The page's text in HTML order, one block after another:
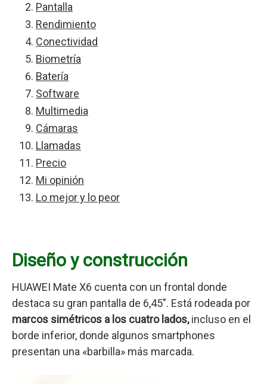
Pantalla
Rendimiento
Conectividad
Biometría
Batería
Software
Multimedia
Cámaras
Llamadas
Precio
Mi opinión
Lo mejor y lo peor
Diseño y construcción
HUAWEI Mate X6 cuenta con un frontal donde
destaca su gran pantalla de 6,45″. Está rodeada por
marcos simétricos a los cuatro lados,incluso en el
borde inferior, donde algunos smartphones
presentan una «barbilla» más marcada.